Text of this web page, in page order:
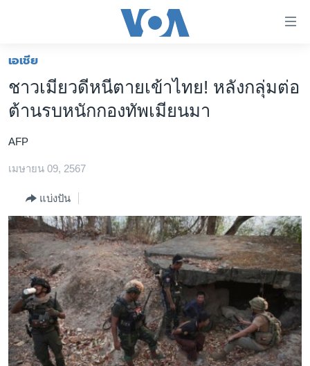
ต่อ
เนื้อหา
ข้าม
ไป
ข้าม
ไป
การ
ค้นหา
โลก
เอเชีย
สหรัฐฯ
ไทย
ธุรกิจ
วิทยาศาสตร์
สังคมและสุขภาพ
ไลฟ์สไตล์
ตรวจสอบข่าว
เรียนรู้ภาษาอังกฤษ
พอดคาสต์
เอเชีย
ชาวเมียวดีหนีตายเข้าไทย! หลังกลุ่มต่อ
ต้านรบหนักกองทัพเมียนมา
AFP
เมษายน 09, 2567
แบ่งปัน